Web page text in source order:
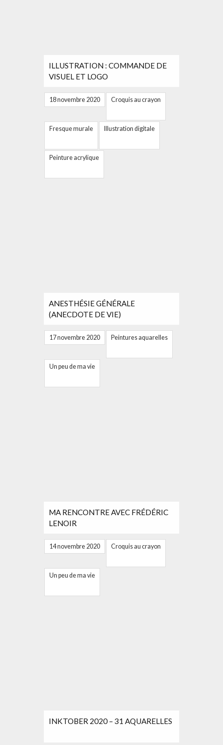
ILLUSTRATION : COMMANDE DE
VISUEL ET LOGO
18 novembre 2020 Croquis au crayon
Fresque murale Illustration digitale
Peinture acrylique
ANESTHÉSIE GÉNÉRALE
(ANECDOTE DE VIE)
17 novembre 2020 Peintures aquarelles
Un peu de ma vie
MA RENCONTRE AVEC FRÉDÉRIC
LENOIR
14 novembre 2020 Croquis au crayon
Un peu de ma vie
INKTOBER 2020 – 31 AQUARELLES